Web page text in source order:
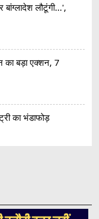
लौटूंगी...',
का बड़ा एक्शन, 7
का भंडाफोड़